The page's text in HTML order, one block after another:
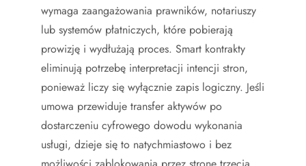
wymaga zaangażowania prawników, notariuszy
lub systemów płatniczych, które pobierają
prowizję i wydłużają proces. Smart kontrakty
eliminują potrzebę interpretacji intencji stron,
ponieważ liczy się wyłącznie zapis logiczny. Jeśli
umowa przewiduje transfer aktywów po
dostarczeniu cyfrowego dowodu wykonania
usługi, dzieje się to natychmiastowo i bez